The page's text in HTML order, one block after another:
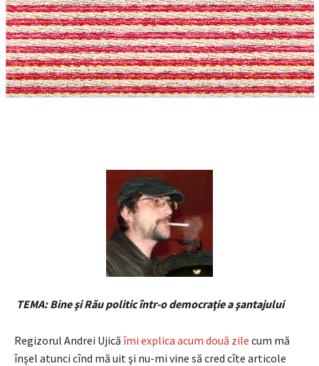
TEMA: Bine şi Rău politic într-o democraţie a şantajului
Regizorul Andrei Ujică îmi explica acum două zile cum mă
înşel atunci cînd mă uit şi nu-mi vine să cred cîte articole